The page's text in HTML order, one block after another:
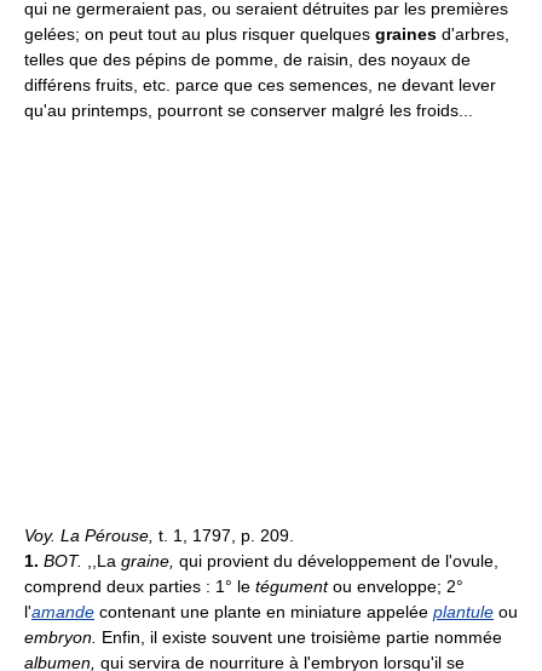
qui ne germeraient pas, ou seraient détruites par les premières
gelées; on peut tout au plus risquer quelques graines d'arbres,
telles que des pépins de pomme, de raisin, des noyaux de
différens fruits, etc. parce que ces semences, ne devant lever
qu'au printemps, pourront se conserver malgré les froids...
Voy. La Pérouse, t. 1, 1797, p. 209.
1. BOT. ,,La graine, qui provient du développement de l'ovule,
comprend deux parties : 1° le tégumentou enveloppe; 2°
l'amande contenant une plante en miniature appelée plantule ou
embryon. Enfin, il existe souvent une troisième partie nommée
albumen, qui servira de nourriture à l'embryon lorsqu'il se